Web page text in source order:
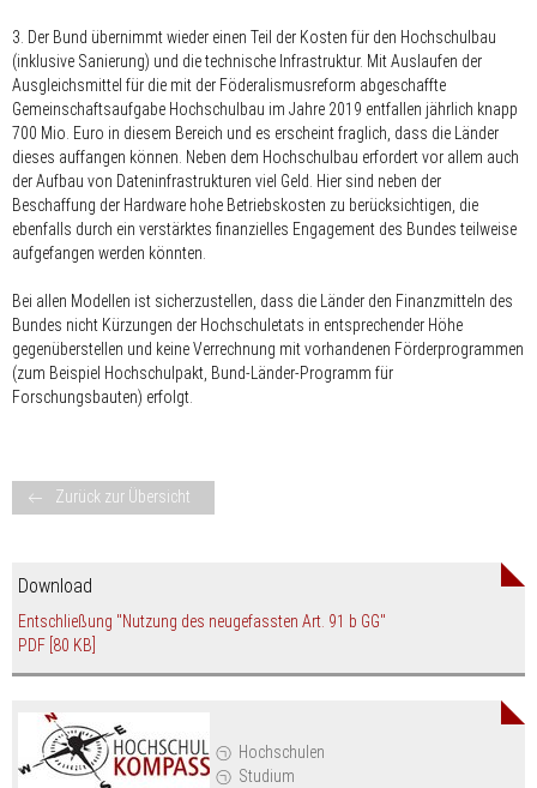
3. Der Bund übernimmt wieder einen Teil der Kosten für den Hochschulbau
(inklusive Sanierung) und die technische Infrastruktur. Mit Auslaufen der
Ausgleichsmittel für die mit der Föderalismusreform abgeschaffte
Gemeinschaftsaufgabe Hochschulbau im Jahre 2019 entfallen jährlich knapp
700 Mio. Euro in diesem Bereich und es erscheint fraglich, dass die Länder
dieses auffangen können. Neben dem Hochschulbau erfordert vor allem auch
der Aufbau von Dateninfrastrukturen viel Geld. Hier sind neben der
Beschaffung der Hardware hohe Betriebskosten zu berücksichtigen, die
ebenfalls durch ein verstärktes finanzielles Engagement des Bundes teilweise
aufgefangen werden könnten.
Bei allen Modellen ist sicherzustellen, dass die Länder den Finanzmitteln des
Bundes nicht Kürzungen der Hochschuletats in entsprechender Höhe
gegenüberstellen und keine Verrechnung mit vorhandenen Förderprogrammen
(zum Beispiel Hochschulpakt, Bund-Länder-Programm für
Forschungsbauten) erfolgt.
Zurück zur Übersicht
Hochschulen
Studium
Download
Entschließung "Nutzung des neugefassten Art. 91 b GG"
PDF [80 KB]